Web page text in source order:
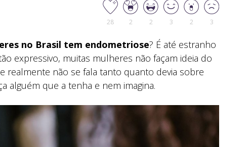
28 2 2 3 2 3
no Brasil tem endometriose? É até estranho
expressivo, muitas mulheres não façam ideia do
realmente não se fala tanto quanto devia sobre
alguém que a tenha e nem imagina.